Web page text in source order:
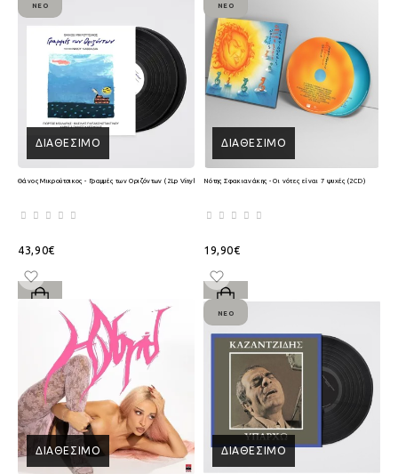
ΔΙΑΘΈΣΙΜΟ
ΝΈΟ
Θάνος Μικρούτσικος - Γραμμές των Οριζόντων (2Lp Vinyl)
43,90€
ΔΙΑΘΈΣΙΜΟ
ΝΈΟ
Νότης Σφακιανάκης - Οι νότες είναι 7 ψυχές (2CD)
19,90€
ΔΙΑΘΈΣΙΜΟ ΔΙΑΘΈΣΙΜΟ
ΝΈΟ